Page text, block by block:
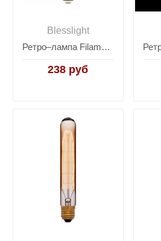
Blesslight
Ретро–лампа Filament Bulb C35-2Led
238 руб